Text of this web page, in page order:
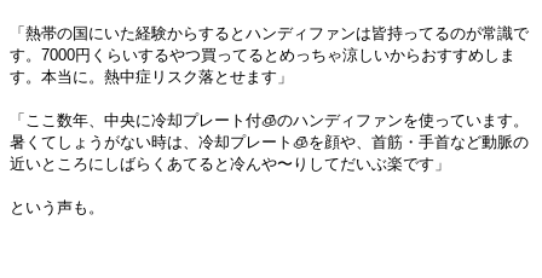
「熱帯の国にいた経験からするとハンディファンは皆持ってるのが常識で
す。7000円くらいするやつ買ってるとめっちゃ涼しいからおすすめしま
す。本当に。熱中症リスク落とせます」
「ここ数年、中央に冷却プレート付🧊のハンディファンを使っています。
暑くてしょうがない時は、冷却プレート🧊を顔や、首筋・手首など動脈の
近いところにしばらくあてると冷んや〜りしてだいぶ楽です」
という声も。